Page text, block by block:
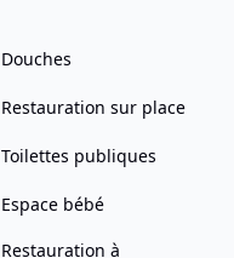
Douches
Restauration sur place
Toilettes publiques
Espace bébé
Restauration à